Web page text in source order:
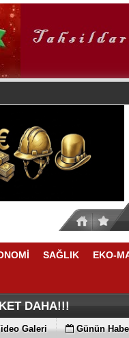
SAĞLIK EKO-
EN UYGUNLAR
YAPTILAR
DAHA!!!
YENİ RENK
Galeri Günün